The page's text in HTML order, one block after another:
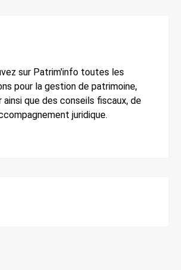
sur Patrim'info toutes les
pour la gestion de patrimoine,
ainsi que des conseils fiscaux, de
juridique.